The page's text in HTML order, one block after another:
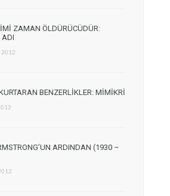
ZAMAN ÖLDÜRÜCÜDÜR:
ADI
2012
BENZERLİKLER: MİMİKRİ
ARDINDAN (1930 –